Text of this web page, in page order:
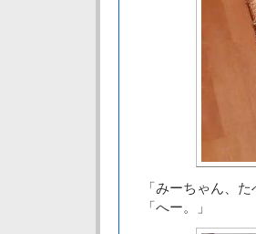
「みーちゃん、た
「へー。」